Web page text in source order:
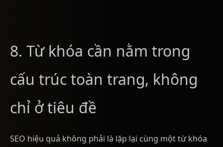
8. Từ khóa cần nằm trong
cấu trúc toàn trang, không
chỉ ở tiêu đề
SEO hiệu quả không phải là lặp lại cùng một từ khóa